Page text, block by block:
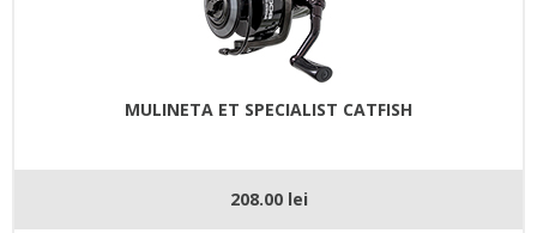
MULINETA ET SPECIALIST CATFISH
208.00 lei